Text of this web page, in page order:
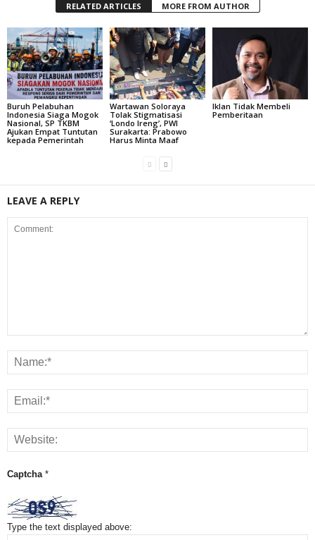
RELATED ARTICLES MORE FROM AUTHOR
Buruh Pelabuhan
Indonesia Siaga Mogok
Nasional, SP TKBM
Ajukan Empat Tuntutan
kepada Pemerintah
Wartawan Soloraya
Tolak Stigmatisasi
‘Londo Ireng’, PWI
Surakarta: Prabowo
Harus Minta Maaf
Iklan Tidak Membeli
Pemberitaan
LEAVE A REPLY
Captcha *
Type the text displayed above: